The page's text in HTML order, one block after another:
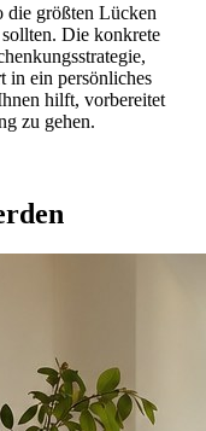
die größten Lücken
Die konkrete
in ein persönliches
hilft, vorbereitet
zu gehen.